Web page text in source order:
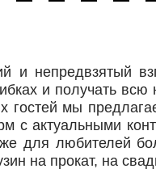
и непредвзятый
и получать
мы
с актуальными
для любителей
на прокат, на